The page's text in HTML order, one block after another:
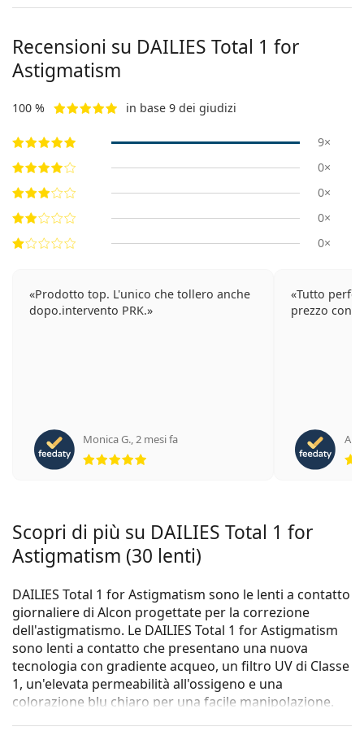
Recensioni su DAILIES Total 1 for
Astigmatism
100 % in base 9 dei giudizi
9×
0×
0×
0×
0×
Prodotto top. L'unico che tollero anche
dopo.intervento PRK.
Monica G.,2 mesi fa
Tutto
prezzo
Scopri di più su DAILIES Total 1 for
Astigmatism (30 lenti)
DAILIES Total 1 for Astigmatism sono le lenti a contatto
giornaliere di Alcon progettate per la correzione
dell'astigmatismo. Le DAILIES Total 1 for Astigmatism
sono lenti a contatto che presentano una nuova
tecnologia con gradiente acqueo, un filtro UV di Classe
1, un'elevata permeabilità all'ossigeno e una
colorazione blu chiaro per una facile manipolazione.